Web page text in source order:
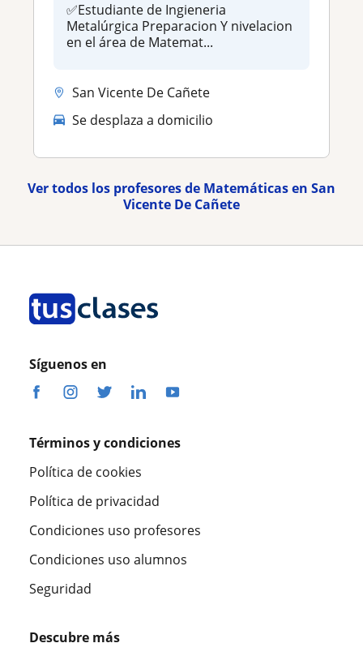
✅Estudiante de Ingieneria
Metalúrgica Preparacion Y nivelacion
en el área de Matemat...
San Vicente De Cañete
Se desplaza a domicilio
Ver todos los profesores de Matemáticas en San
Vicente De Cañete
Síguenos en
Términos y condiciones
Política de cookies
Política de privacidad
Condiciones uso profesores
Condiciones uso alumnos
Seguridad
Descubre más